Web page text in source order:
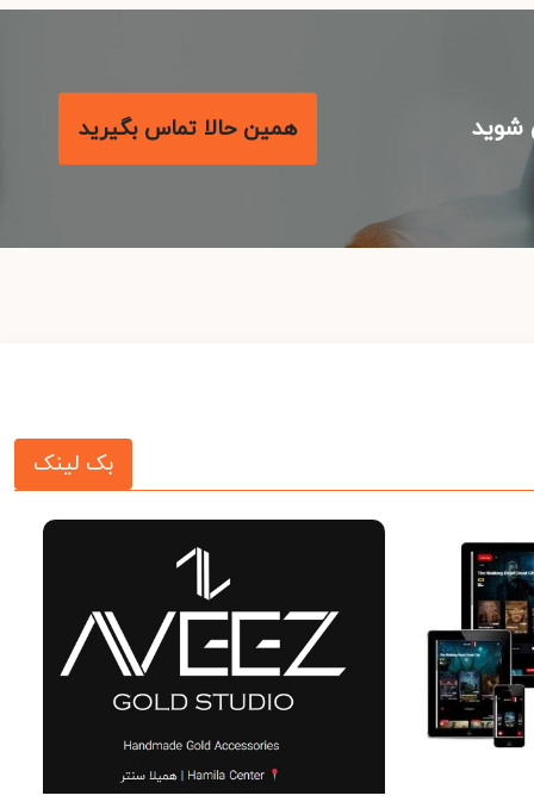
همین حالا تماس بگیرید
بک لینک